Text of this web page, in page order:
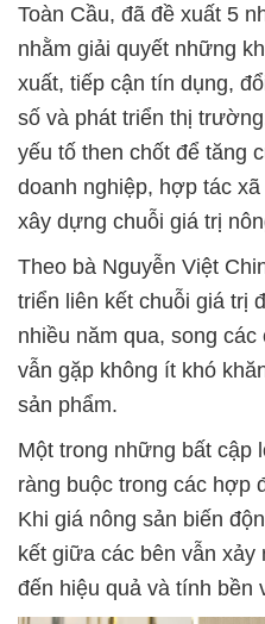
Toàn Cầu, đã đề xuất 5
nhằm giải quyết những
xuất, tiếp cận tín dụng,
số và phát triển thị
yếu tố then chốt để tăng
doanh nghiệp, hợp tác
xây dựng chuỗi giá trị
Theo bà Nguyễn Việt
triển liên kết chuỗi giá trị
nhiều năm qua, song
vẫn gặp không ít khó
sản phẩm.
Một trong những bất cập
ràng buộc trong các hợp
Khi giá nông sản biến
kết giữa các bên vẫn
đến hiệu quả và tính bền